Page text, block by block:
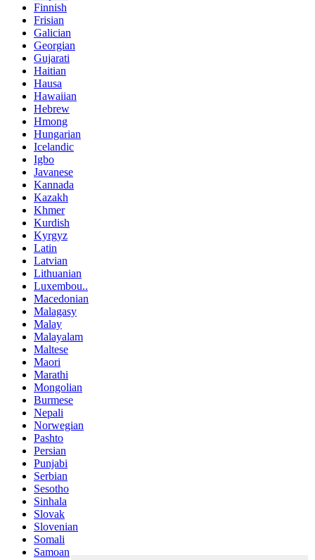
Finnish
Frisian
Galician
Georgian
Gujarati
Haitian
Hausa
Hawaiian
Hebrew
Hmong
Hungarian
Icelandic
Igbo
Javanese
Kannada
Kazakh
Khmer
Kurdish
Kyrgyz
Latin
Latvian
Lithuanian
Luxembou..
Macedonian
Malagasy
Malay
Malayalam
Maltese
Maori
Marathi
Mongolian
Burmese
Nepali
Norwegian
Pashto
Persian
Punjabi
Serbian
Sesotho
Sinhala
Slovak
Slovenian
Somali
Samoan